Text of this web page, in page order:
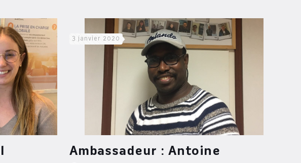
3 janvier 2020
Ambassadeur : Antoine